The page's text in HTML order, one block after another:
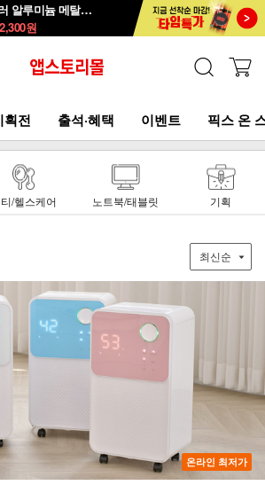
모락 시뮬러 알루미늄 메탈 접이식 노트북 거치대S
원
획전 출석·혜택 이벤트 픽스 온
/헬스케어 노트북/태블릿 기획
온라인 최저가